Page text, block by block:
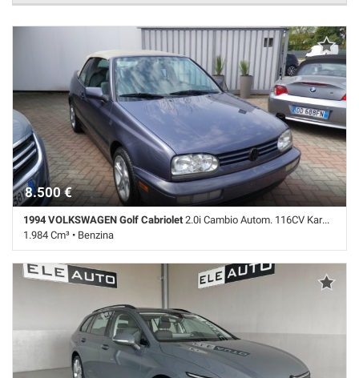
8.500 €
1994 VOLKSWAGEN Golf Cabriolet2.0i Cambio Autom. 116CV Karmann CRS&ASI LIBRETTO
1.984 Cm³ • Benzina
135.000 Km • Cambio Automatico (4) • Grigio scuro metallizzato • 2
Porte • ABS • Adatto a portatori di handicap • Airbag • Airbag
Passeggero • Alzacristalli elettrici • Antifurto • Autoradio • bluetooth •
Cambio Automatico • Cerchi in lega • Chiusura centralizzata •
Climatizzatore • Cruise Control • Fendinebbia • Immobilizzatore
elettronico • Lettore CD • Sedili Sportivi • Servosterzo